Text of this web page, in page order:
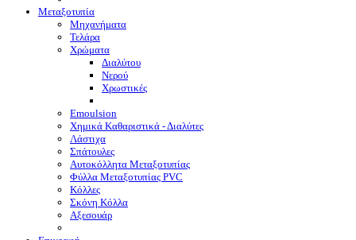
Μεταξοτυπία
Μηχανήματα
Τελάρα
Χρώματα
Διαλύτου
Νερού
Χρωστικές
Emoulsion
Χημικά Καθαριστικά - Διαλύτες
Λάστιχα
Σπάτουλες
Αυτοκόλλητα Μεταξοτυπίας
Φύλλα Μεταξοτυπίας PVC
Κόλλες
Σκόνη Κόλλα
Αξεσουάρ